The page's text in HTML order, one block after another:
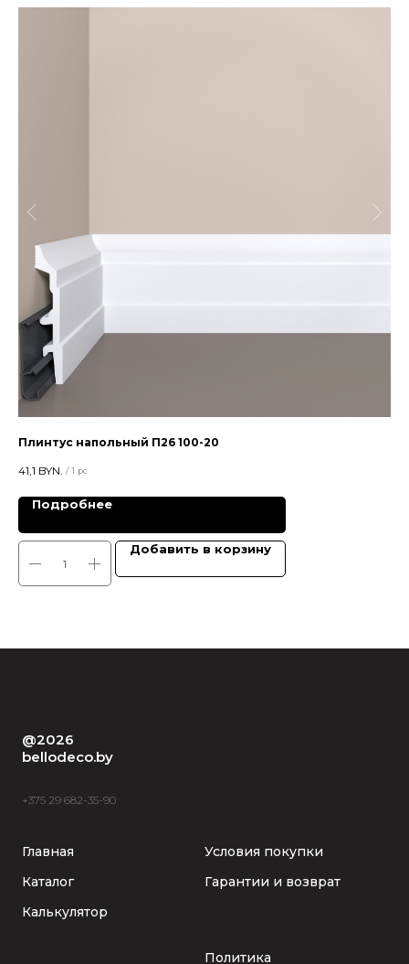
Плинтус напольный П26 100-20
41,1 BYN. / 1 pc
Подробнее
Добавить в корзину
@2026
bellodeco.by
+375 29 682-35-90
Главная
Каталог
Калькулятор
Условия покупки
Гарантии и возврат
Политика